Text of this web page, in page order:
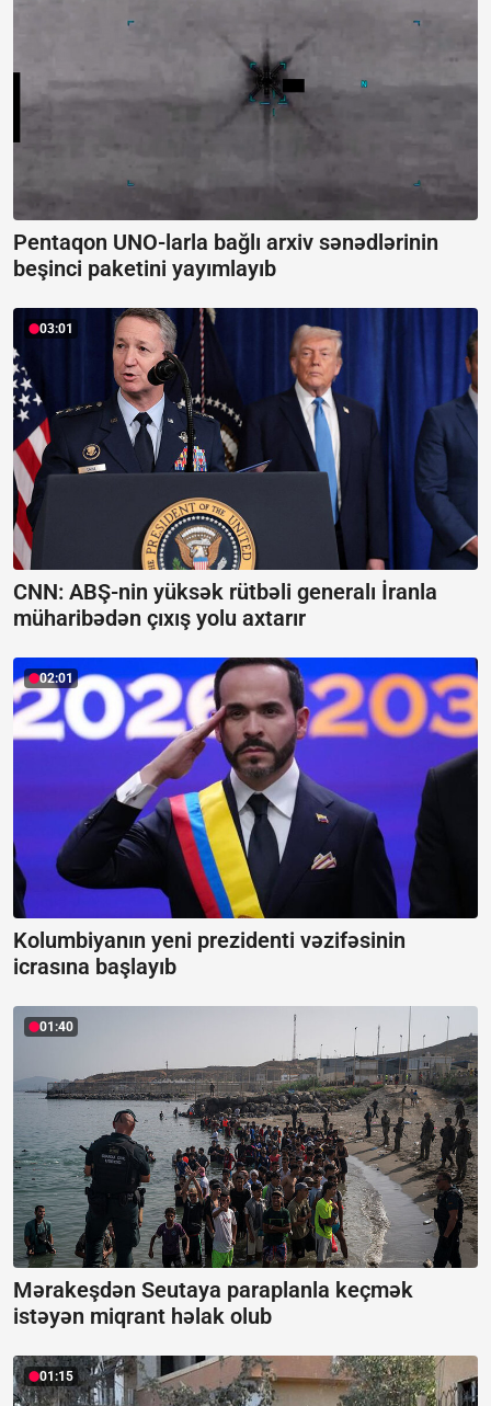
Pentaqon UNO-larla bağlı arxiv sənədlərinin
beşinci paketini yayımlayıb
03:01
CNN: ABŞ-nin yüksək rütbəli generalı İranla
müharibədən çıxış yolu axtarır
02:01
Kolumbiyanın yeni prezidenti vəzifəsinin
icrasına başlayıb
01:40
Mərakeşdən Seutaya paraplanla keçmək
istəyən miqrant həlak olub
01:15